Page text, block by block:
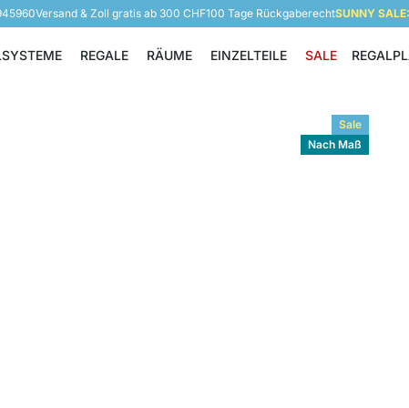
Versand & Zoll gratis ab 300 CHF100 Tage RückgaberechtSUNNY
Regalsysteme
REGALE
Regale
RÄUME
Räume
EINZELTEILE
Einzelteile
SALE
Sale
Nach Maß